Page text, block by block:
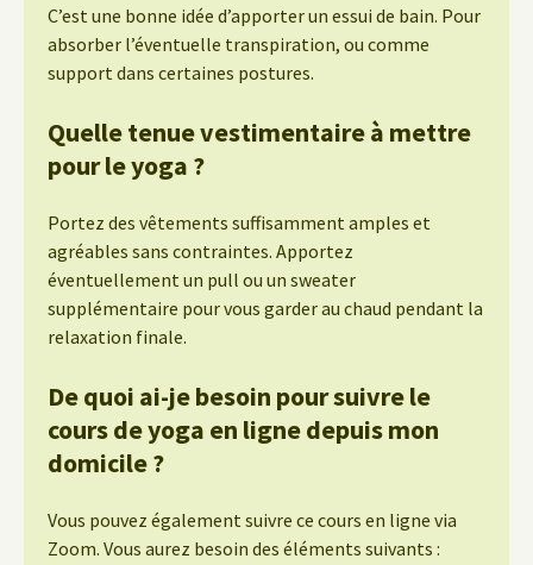
C’est une bonne idée d’apporter un essui de bain. Pour
absorber l’éventuelle transpiration, ou comme
support dans certaines postures.
Quelle tenue vestimentaire à mettre
pour le yoga ?
Portez des vêtements suffisamment amples et
agréables sans contraintes. Apportez
éventuellement un pull ou un sweater
supplémentaire pour vous garder au chaud pendant la
relaxation finale.
De quoi ai-je besoin pour suivre le
cours de yoga en ligne depuis mon
domicile ?
Vous pouvez également suivre ce cours en ligne via
Zoom. Vous aurez besoin des éléments suivants :